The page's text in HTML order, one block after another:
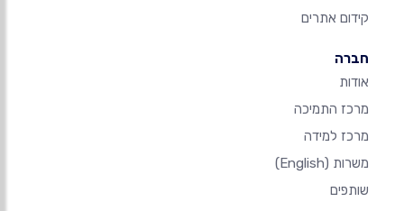
קידום אתרים
חברה
אודות
מרכז התמיכה
מרכז למידה
משרות (English)
שותפים